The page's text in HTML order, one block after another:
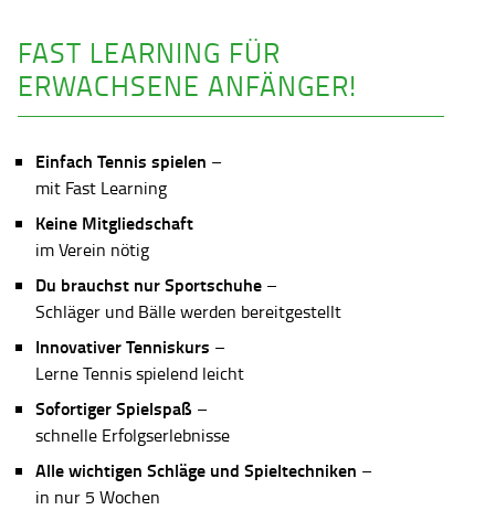
FAST LEARNING FÜR
ERWACHSENE ANFÄNGER!
Einfach Tennis spielen –
mit Fast Learning
Keine Mitgliedschaft
im Verein nötig
Du brauchst nur Sportschuhe –
Schläger und Bälle werden bereitgestellt
Innovativer Tenniskurs –
Lerne Tennis spielend leicht
Sofortiger Spielspaß –
schnelle Erfolgserlebnisse
Alle wichtigen Schläge und Spieltechniken –
in nur 5 Wochen